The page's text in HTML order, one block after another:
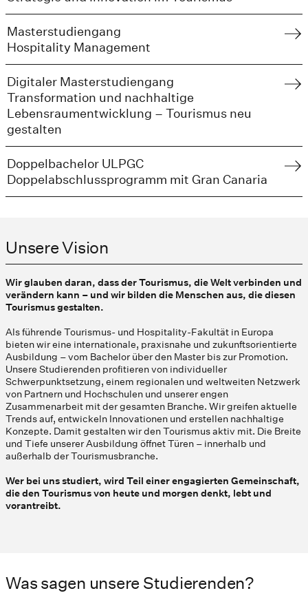
Masterstudiengang
Hospitality Management
Digitaler Masterstudiengang
Transformation und nachhaltige
Lebensraumentwicklung – Tourismus neu
gestalten
Doppelbachelor ULPGC
Doppelabschlussprogramm mit Gran Canaria
Unsere Vision
Wir glauben daran, dass der Tourismus, die Welt verbinden und
verändern kann – und wir bilden die Menschen aus, die diesen
Tourismus gestalten.
Als führende Tourismus- und Hospitality-Fakultät in Europa
bieten wir eine internationale, praxisnahe und zukunftsorientierte
Ausbildung – vom Bachelor über den Master bis zur Promotion.
Unsere Studierenden profitieren von individueller
Schwerpunktsetzung, einem regionalen und weltweiten Netzwerk
von Partnern und Hochschulen und unserer engen
Zusammenarbeit mit der gesamten Branche. Wir greifen aktuelle
Trends auf, entwickeln Innovationen und erstellen nachhaltige
Konzepte. Damit gestalten wir den Tourismus aktiv mit. Die Breite
und Tiefe unserer Ausbildung öffnet Türen – innerhalb und
außerhalb der Tourismusbranche.
Wer bei uns studiert, wird Teil einer engagierten Gemeinschaft,
die den Tourismus von heute und morgen denkt, lebt und
vorantreibt.
Was sagen unsere Studierenden?